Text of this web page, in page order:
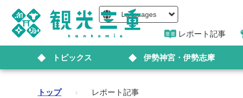
Languages
レポート記事
トピックス 伊勢神宮・伊勢志摩
トップ › レポート記事